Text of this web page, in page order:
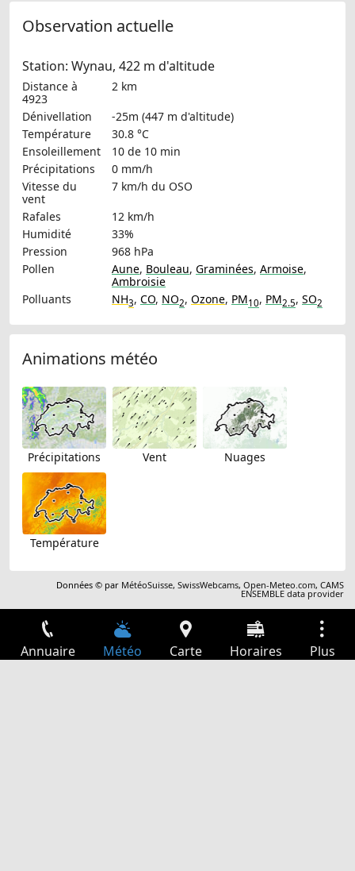
Observation actuelle
Station: Wynau, 422 m d'altitude
Distance à
4923
2 km
Dénivellation
-25m (447 m d'altitude)
Température
30.8 °C
Ensoleillement
10 de 10 min
Précipitations
0 mm/h
Vitesse du
vent
7 km/h du OSO
Rafales
12 km/h
Humidité
33%
Pression
968 hPa
Pollen
Aune, Bouleau, Graminées, Armoise,
Ambroisie
Polluants
NH3, CO, NO2, Ozone, PM10, PM2.5, SO2
Animations météo
Précipitations Vent Nuages
Température
Données © par MétéoSuisse,SwissWebcams,Open-Meteo.com,CAMS
ENSEMBLE data provider
Annuaire Météo Carte Horaires Plus